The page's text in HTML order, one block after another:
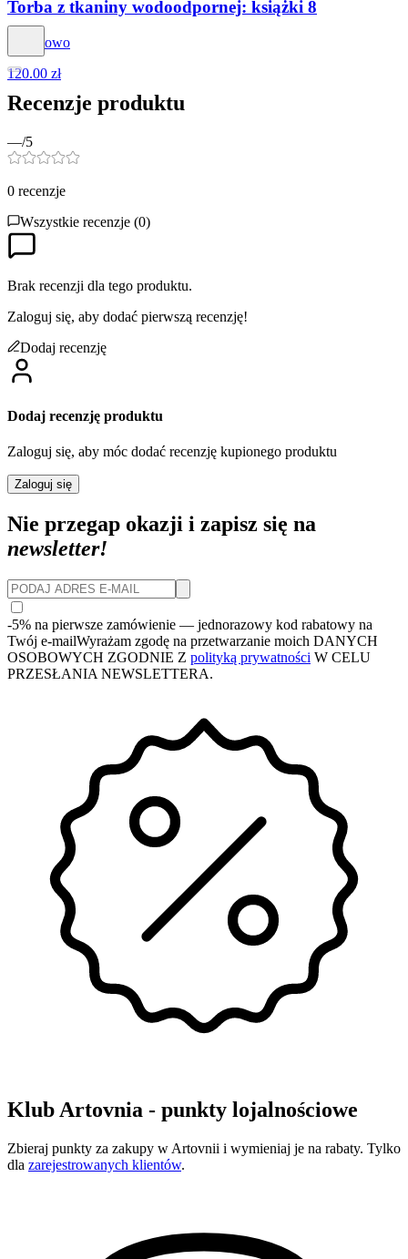
Torba z tkaniny wodoodpornej: książki 8
Królikowo
120.00 zł
Recenzje produktu
—/5
0 recenzje
Wszystkie recenzje (0)
Brak recenzji dla tego produktu.
Zaloguj się, aby dodać pierwszą recenzję!
Dodaj recenzję
Dodaj recenzję produktu
Zaloguj się, aby móc dodać recenzję kupionego produktu
Zaloguj się
Nie przegap okazji i zapisz się na
newsletter!
-5% na pierwsze zamówienie — jednorazowy kod rabatowy na
Twój e-mailWyrażam zgodę na przetwarzanie moich DANYCH
OSOBOWYCH ZGODNIE Z polityką prywatności W CELU
PRZESŁANIA NEWSLETTERA.
Klub Artovnia - punkty lojalnościowe
Zbieraj punkty za zakupy w Artovnii i wymieniaj je na rabaty. Tylko
dla zarejestrowanych klientów.